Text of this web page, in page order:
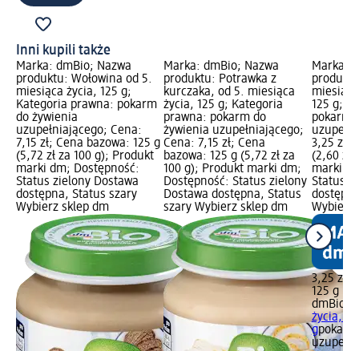
Inni kupili także
Marka: dmBio; Nazwa
produktu: Wołowina od 5.
miesiąca życia, 125 g;
Kategoria prawna: pokarm
do żywienia
uzupełniającego; Cena:
7,15 zł; Cena bazowa: 125 g
(5,72 zł za 100 g); Produkt
marki dm; Dostępność:
Status zielony Dostawa
dostępna, Status szary
Wybierz sklep dm
Marka: dmBio; Nazwa
produktu: Potrawka z
kurczaka, od 5. miesiąca
życia, 125 g; Kategoria
prawna: pokarm do
żywienia uzupełniającego;
Cena: 7,15 zł; Cena
bazowa: 125 g (5,72 zł za
100 g); Produkt marki dm;
Dostępność: Status zielony
Dostawa dostępna, Status
szary Wybierz sklep dm
Marka:
125 g;
pokarm
3,25 zł;
(2,60 zł
marki
Status
Wybierz
3,25 zł
125 g
dmBio
życia,
g